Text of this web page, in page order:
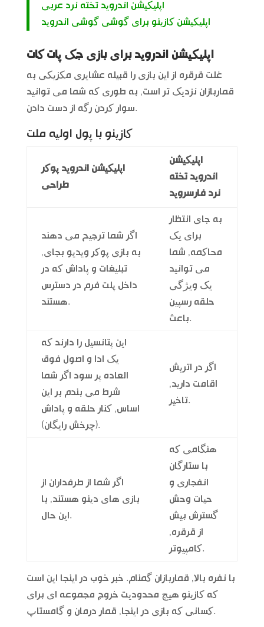
اپلیکیشن اندروید تخته نرد عربی
اپلیکیشن کازینو برای گوشی گوشی اندروید
اپلیکیشن اندروید برای بازی جک پات کات
غلت قرقره از این بازی را قبیله عشایری مکزیکی به
قماربازان نزدیک تر است, به طوری که شما می توانید
سوار کردن رگه از دست دادن.
کازینو با پول اولیه ملت
اپلیکیشن اندروید پوکر
طراحی
اپلیکیشن
اندروید تخته
نرد فارسروید
اگر شما ترجیح می دهند
به بازی پوکر ویدیو بجای,
تبلیغات و پاداش که در
داخل پلت فرم در دسترس
هستند.
به جای انتظار
برای یک
محاکمه, شما
می توانید
یک ویژگی
حلقه رسپین
باعث.
این پتانسیل را دارند که
یک ادا و اصول فوق
العاده پر سود اگر شما
شرط می بندم بر این
اساس, کنار حلقه و پاداش
(چرخش رایگان).
اگر در اتریش
اقامت دارید,
تاخیر.
اگر شما از طرفداران از
بازی های دینو هستند, با
این حال.
هنگامی که
با ستارگان
انفجاری و
حیات وحش
گسترش بیش
از قرقره,
کامپیوتر.
با نفره بالا, قماربازان گمنام. خبر خوب در اینجا این است
که کازینو هیچ محدودیت خروج مجموعه ای برای
کسانی که بازی در اینجا, قمار درمان و گامستاپ.